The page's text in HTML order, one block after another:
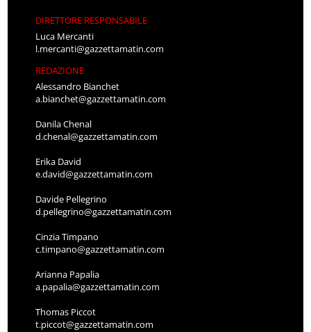
DIRETTORE RESPONSABILE
Luca Mercanti
l.mercanti@gazzettamatin.com
REDAZIONE
Alessandro Bianchet
a.bianchet@gazzettamatin.com
Danila Chenal
d.chenal@gazzettamatin.com
Erika David
e.david@gazzettamatin.com
Davide Pellegrino
d.pellegrino@gazzettamatin.com
Cinzia Timpano
c.timpano@gazzettamatin.com
Arianna Papalia
a.papalia@gazzettamatin.com
Thomas Piccot
t.piccot@gazzettamatin.com